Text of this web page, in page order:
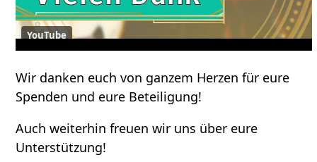
YouTube
Wir danken euch von ganzem Herzen für eure
Spenden und eure Beteiligung!
Auch weiterhin freuen wir uns über eure
Unterstützung!